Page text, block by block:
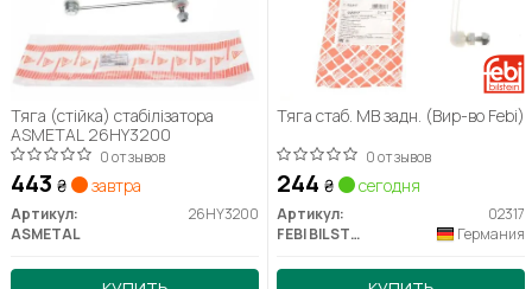
Тяга (стійка) стабілізатора
ASMETAL 26HY3200
0 отзывов
443 ₴ завтра
Артикул:
26HY3200
ASMETAL
Тяга стаб. MB задн. (Вир-во Febi)
0 отзывов
244 ₴ сегодня
Артикул:
02317
FEBI BILSTEIN
Германия